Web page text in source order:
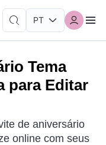
Tema
para Editar
de aniversário
online com seus